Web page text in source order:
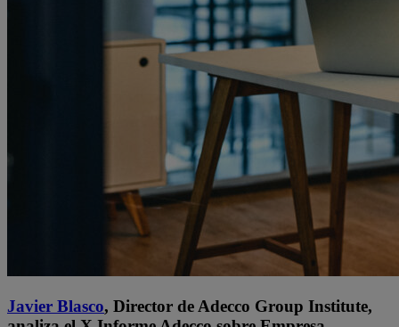
Javier Blasco, Director de Adecco Group Institute,